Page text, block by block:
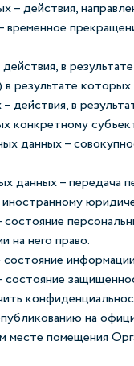
– действия,
в
результате
действия, в
конкретному
данных –
данных –
на него право.
на
помещения